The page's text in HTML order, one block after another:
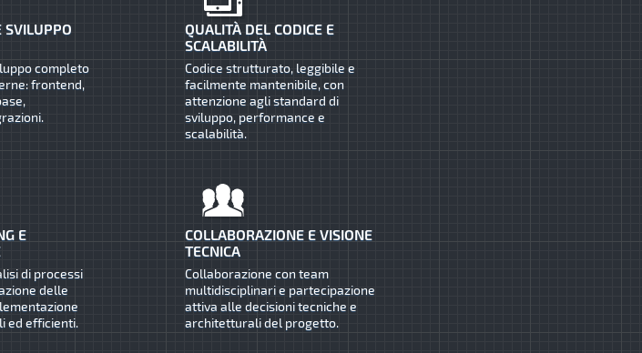
SVILUPPO
completo
frontend,
QUALITÀ DEL CODICE E
SCALABILITÀ
Codice strutturato, leggibile e
facilmente mantenibile, con
attenzione agli standard di
sviluppo, performance e
scalabilità.
E
di processi
delle
ed efficienti.
COLLABORAZIONE E VISIONE
TECNICA
Collaborazione con team
multidisciplinari e partecipazione
attiva alle decisioni tecniche e
architetturali del progetto.